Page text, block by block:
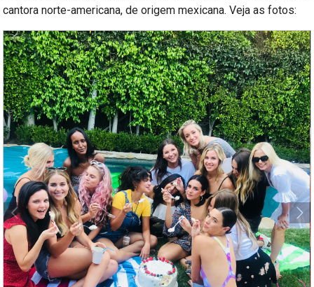
cantora norte-americana, de origem mexicana. Veja as fotos: